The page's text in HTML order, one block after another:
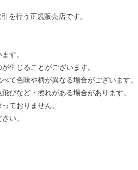
を行う正規販売店です。
す。
生じることがございます。
て色味や柄が異なる場合がございます。
びなど・擦れがある場合があります。
ておりません。
い。